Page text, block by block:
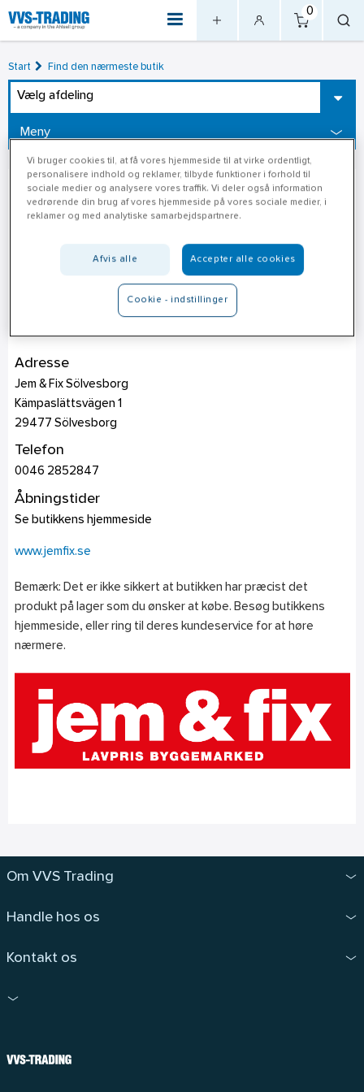
0
Start Find den nærmeste butik
Vælg afdeling
Meny
Adresse
Jem & Fix Sölvesborg
Kämpaslättsvägen 1
29477 Sölvesborg
Telefon
0046 2852847
Åbningstider
Se butikkens hjemmeside
www.jemfix.se
Bemærk: Det er ikke sikkert at butikken har præcist det
produkt på lager som du ønsker at købe. Besøg butikkens
hjemmeside, eller ring til deres kundeservice for at høre
nærmere.
Om VVS Trading
Handle hos os
Kontakt os
Vi bruger cookies til, at få vores hjemmeside til at virke ordentligt,
personalisere indhold og reklamer, tilbyde funktioner i forhold til
sociale medier og analysere vores traffik. Vi deler også information
vedrørende din brug af vores hjemmeside på vores sociale medier, i
reklamer og med analytiske samarbejdspartnere.
Afvis alle Accepter alle cookies
Cookie - indstillinger